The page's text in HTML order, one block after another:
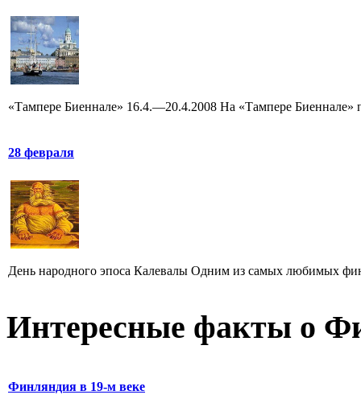
«Тампере Биеннале» 16.4.—20.4.2008 На «Тампере Биеннале»
28 февраля
День народного эпоса Калевалы Одним из самых любимых
Интересные факты о
Финляндия в 19-м веке